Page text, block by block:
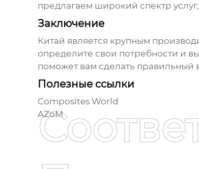
предлагаем широкий спектр
Заключение
Китай является крупным
определите свои потребности и
поможет вам сделать правильный
Полезные ссылки
Composites World
AZoM